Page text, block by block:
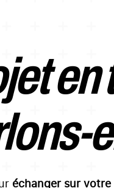
en
échanger sur